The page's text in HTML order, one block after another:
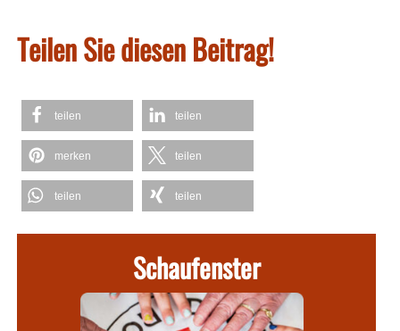
Teilen Sie diesen Beitrag!
teilen teilen
merken teilen
teilen teilen
Schaufenster